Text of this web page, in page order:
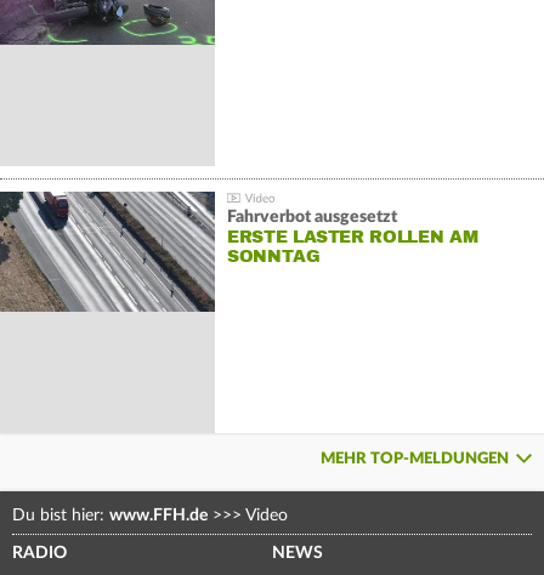
Fahrverbot ausgesetzt
ERSTE LASTER ROLLEN AM
SONNTAG
MEHR TOP-MELDUNGEN
Du bist hier: www.FFH.de >>> Video
RADIO NEWS